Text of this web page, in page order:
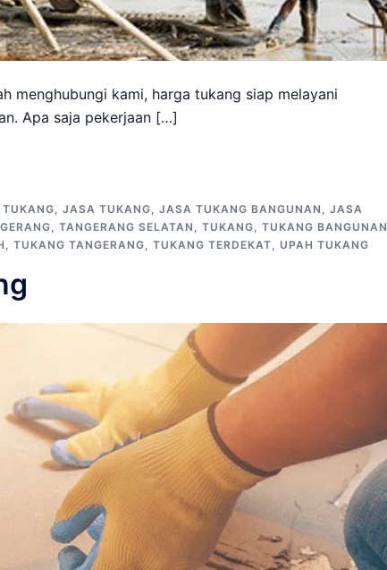
menghubungi kami, harga tukang siap melayani
Apa saja pekerjaan […]
, JASA TUKANG, JASA TUKANG BANGUNAN , JASA
, TANGERANG SELATAN , TUKANG, TUKANG BANGUNAN
, TUKANG TANGERANG, TUKANG TERDEKAT, UPAH TUKANG